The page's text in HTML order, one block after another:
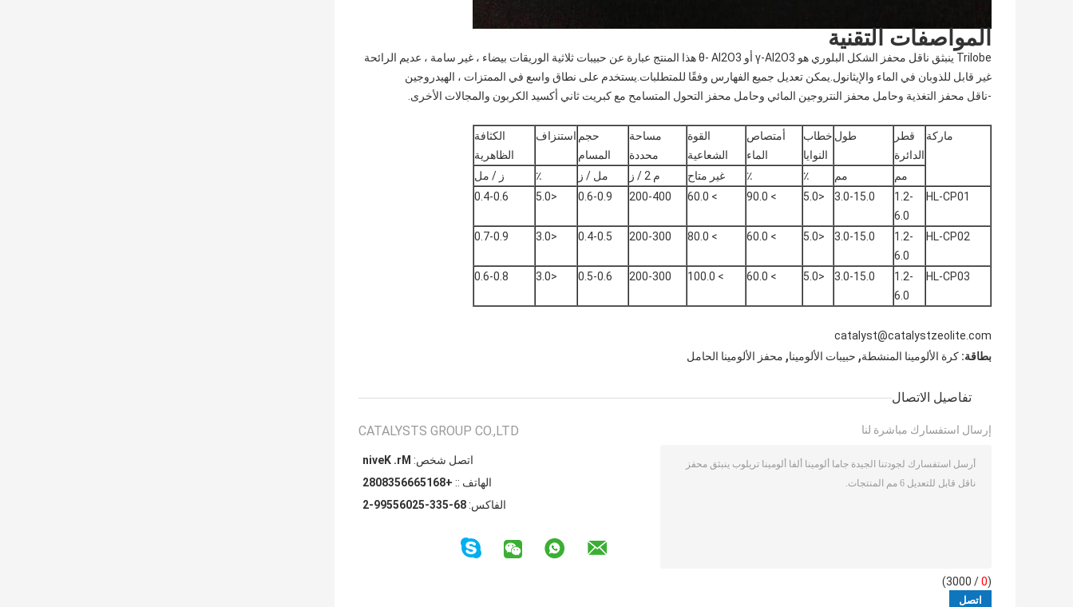
المواصفات التقنية
Trilobe ينبثق ناقل محفز الشكل البلوري هو γ-Al2O3 أو θ- Al2O3 هذا المنتج عبارة عن حبيبات ثلاثية الوريقات بيضاء ، غير سامة ، عديم الرائحة
غير قابل للذوبان في الماء والإيثانول.يمكن تعديل جميع الفهارس وفقًا للمتطلبات.يستخدم على نطاق واسع في الممتزات ، الهيدروجين
-ناقل محفز التغذية وحامل محفز النتروجين المائي وحامل محفز التحول المتسامح مع كبريت ثاني أكسيد الكربون والمجالات الأخرى.
ماركة
قطر
الدائرة
طول خطاب
النوايا
أمتصاص
الماء
القوة
الشعاعية
مساحة
محددة
حجم
المسام
استنزاف
الكثافة
الظاهرية
مم
مم ٪ ٪ غير متاح م 2 / ز مل / ز ٪
ز / مل
HL-CP01
1.2-
6.0
3.0-15.0
<5.0
> 90.0
> 60.0
200-400
0.6-0.9
<5.0
0.4-0.6
HL-CP02
1.2-
6.0
3.0-15.0
<5.0
> 60.0
> 80.0
200-300
0.4-0.5
<3.0
0.7-0.9
HL-CP03
1.2-
6.0
3.0-15.0
<5.0
> 60.0
> 100.0
200-300
0.5-0.6
<3.0
0.6-0.8
catalyst@catalystzeolite.com
بطاقة: كرة الألومينا المنشطة, حبيبات الألومينا, محفز الألومينا الحامل
تفاصيل الاتصال
CATALYSTS GROUP CO.,LTD
اتصل شخص: Mr. Kevin
الهاتف :: +8615666538082
الفاكس: 86-533-52065599-2
إرسال استفسارك مباشرة لنا
(
0
/ 3000)